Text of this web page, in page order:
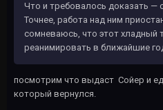
Что и требовалось доказать —
Точнее, работа над ним
сомневаюсь, что этот хладный
реанимировать в ближайшие
посмотрим что выдаст Сойер и
который вернулся.